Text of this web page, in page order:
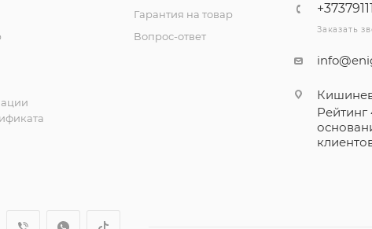
Гарантия на товар
Вопрос-ответ
Заказать
Рейтинг